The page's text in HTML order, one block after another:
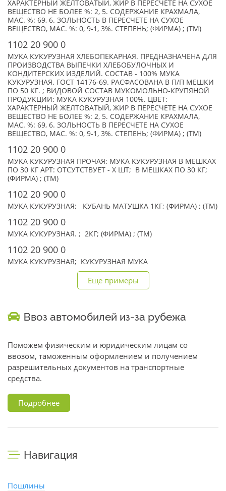
ХАРАКТЕРНЫЙ ЖЕЛТОВАТЫЙ, ЖИР В ПЕРЕСЧЕТЕ НА СУХОЕ
ВЕЩЕСТВО НЕ БОЛЕЕ %: 2, 5. СОДЕРЖАНИЕ КРАХМАЛА,
МАС. %: 69, 6. ЗОЛЬНОСТЬ В ПЕРЕСЧЕТЕ НА СУХОЕ
ВЕЩЕСТВО, МАС. %: 0, 9-1, 3%. СТЕПЕНЬ; (ФИРМА) ; (TM)
1102 20 900 0
МУКА КУКУРУЗНАЯ ХЛЕБОПЕКАРНАЯ. ПРЕДНАЗНАЧЕНА ДЛЯ
ПРОИЗВОДСТВА ВЫПЕЧКИ ХЛЕБОБУЛОЧНЫХ И
КОНДИТЕРСКИХ ИЗДЕЛИЙ. СОСТАВ - 100% МУКА
КУКУРУЗНАЯ. ГОСТ 14176-69. РАСФАСОВАНА В П/П МЕШКИ
ПО 50 КГ. ; ВИДОВОЙ СОСТАВ МУКОМОЛЬНО-КРУПЯНОЙ
ПРОДУКЦИИ: МУКА КУКУРУЗНАЯ 100%. ЦВЕТ:
ХАРАКТЕРНЫЙ ЖЕЛТОВАТЫЙ, ЖИР В ПЕРЕСЧЕТЕ НА СУХОЕ
ВЕЩЕСТВО НЕ БОЛЕЕ %: 2, 5. СОДЕРЖАНИЕ КРАХМАЛА,
МАС. %: 69, 6. ЗОЛЬНОСТЬ В ПЕРЕСЧЕТЕ НА СУХОЕ
ВЕЩЕСТВО, МАС. %: 0, 9-1, 3%. СТЕПЕНЬ; (ФИРМА) ; (TM)
1102 20 900 0
МУКА КУКУРУЗНАЯ ПРОЧАЯ: МУКА КУКУРУЗНАЯ В МЕШКАХ
ПО 30 КГ АРТ: ОТСУТСТВУЕТ - X ШТ; В МЕШКАХ ПО 30 КГ;
(ФИРМА) ; (TM)
1102 20 900 0
МУКА КУКУРУЗНАЯ; КУБАНЬ МАТУШКА 1КГ; (ФИРМА) ; (TM)
1102 20 900 0
МУКА КУКУРУЗНАЯ. ; 2КГ; (ФИРМА) ; (TM)
1102 20 900 0
МУКА КУКУРУЗНАЯ; КУКУРУЗНАЯ МУКА
Еще примеры
Ввоз автомобилей из-за рубежа
Поможем физическим и юридическим лицам со
ввозом, таможенным оформлением и получением
разрешительных документов на транспортные
средства.
Подробнее
Навигация
Пошлины